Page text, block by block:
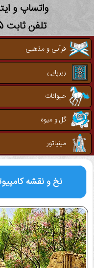
واتساپ و ایتا
تلفن ثابت 52231255 - 041
قرآنی و مذهبی
زیرپایی
حیوانات
گل و میوه
مینیاتور
نخ و نقشه